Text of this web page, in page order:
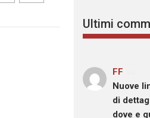
Ultimi
FF
Nuove
di
dove e